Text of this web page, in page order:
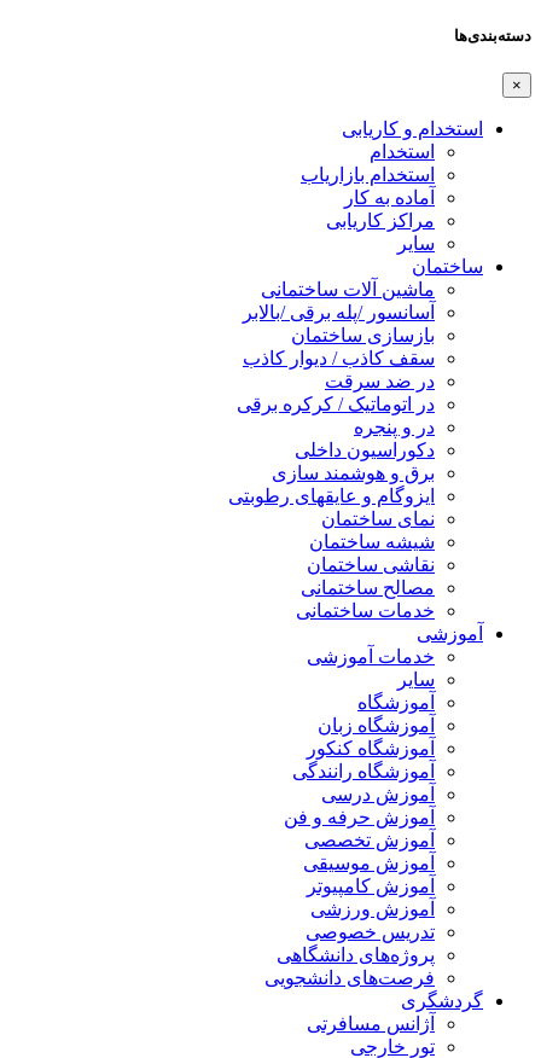
دسته‌بندی‌ها
×
استخدام و کاریابی
استخدام
استخدام بازاریاب
آماده به کار
مراکز کاریابی
سایر
ساختمان
ماشین آلات ساختمانی
آسانسور /پله برقی /بالابر
بازسازی ساختمان
سقف کاذب / دیوار کاذب
در ضد سرقت
در اتوماتیک / کرکره برقی
در و پنجره
دکوراسیون داخلی
برق و هوشمند سازی
ایزوگام و عایقهای رطوبتی
نمای ساختمان
شیشه ساختمان
نقاشی ساختمان
مصالح ساختمانی
خدمات ساختمانی
آموزشی
خدمات آموزشی
سایر
آموزشگاه
آموزشگاه زبان
آموزشگاه کنکور
آموزشگاه رانندگی
آموزش درسی
آموزش حرفه و فن
آموزش تخصصی
آموزش موسیقی
آموزش کامپیوتر
آموزش ورزشی
تدریس خصوصی
پروژه‌های دانشگاهی
فرصت‌های دانشجویی
گردشگری
آژانس مسافرتی
تور خارجی